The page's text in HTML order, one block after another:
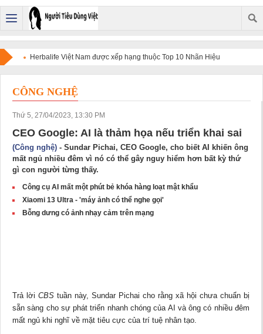
Herbalife Việt Nam được xếp hạng thuộc Top 10 Nhãn Hiệu
Nổi Tiếng Việt Nam năm 2026.
CÔNG NGHỆ
Thứ 5, 27/04/2023, 13:30 PM
CEO Google: AI là thảm họa nếu triển khai sai
(Công nghệ) - Sundar Pichai, CEO Google, cho biết AI khiến ông
mất ngủ nhiều đêm vì nó có thể gây nguy hiểm hơn bất kỳ thứ
gì con người từng thấy.
Công cụ AI mất một phút bẻ khóa hàng loạt mật khẩu
Xiaomi 13 Ultra - 'máy ảnh có thể nghe gọi'
Bỗng dưng có ảnh nhạy cảm trên mạng
Trả lời CBS tuần này, Sundar Pichai cho rằng xã hội chưa chuẩn bị
sẵn sàng cho sự phát triển nhanh chóng của AI và ông có nhiều đêm
mất ngủ khi nghĩ về mặt tiêu cực của trí tuệ nhân tạo.